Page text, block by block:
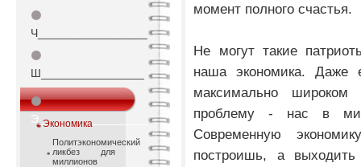
⚫
Ч_________________
⚫
Ш________________
⚫
Э_________________
Экономика
Политэкономический
ликбез для
миллионов
момент полного счастья.
Не могут такие
наша экономика. Даже
максимально
проблему - нас в
Современную
построишь, а